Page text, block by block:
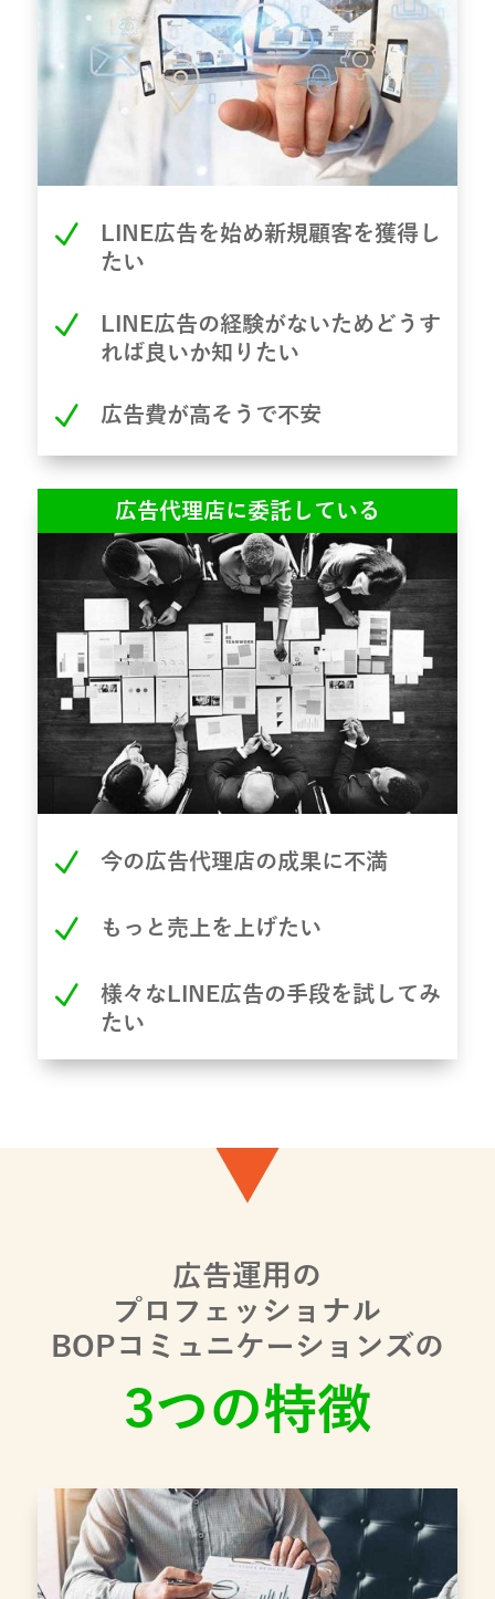
N
LINE広告を始め新規顧客を獲得し
たい
N
LINE広告の経験がないためどうす
れば良いか知りたい
N 広告費が高そうで不安
広告代理店に委託している
N 今の広告代理店の成果に不満
N もっと売上を上げたい
N
様々なLINE広告の手段を試してみ
たい
広告運用の
プロフェッショナル
BOPコミュニケーションズの
3つの特徴